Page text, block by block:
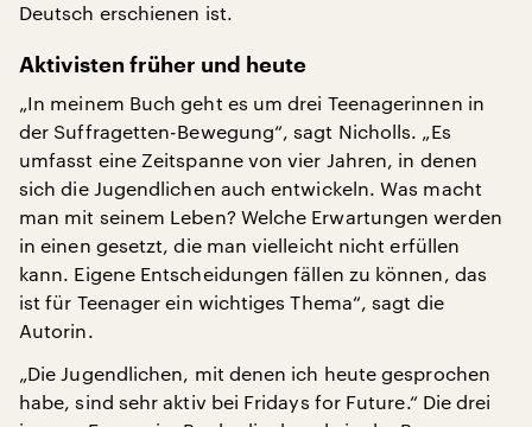
Deutsch erschienen ist.
Aktivisten früher und heute
„In meinem Buch geht es um drei Teenagerinnen in
der Suffragetten-Bewegung“, sagt Nicholls. „Es
umfasst eine Zeitspanne von vier Jahren, in denen
sich die Jugendlichen auch entwickeln. Was macht
man mit seinem Leben? Welche Erwartungen werden
in einen gesetzt, die man vielleicht nicht erfüllen
kann. Eigene Entscheidungen fällen zu können, das
ist für Teenager ein wichtiges Thema“, sagt die
Autorin.
„Die Jugendlichen, mit denen ich heute gesprochen
habe, sind sehr aktiv bei Fridays for Future.“ Die drei